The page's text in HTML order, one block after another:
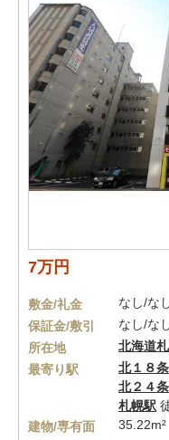
7万円
敷金/礼金
なし/な
保証金/敷引
なし/な
所在地
北海道
最寄り駅
北１８
北２４
札幌駅
建物/専有面
35.22m²